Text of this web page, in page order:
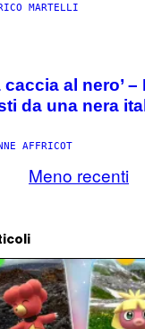
MARTELLI
caccia al nero’ –
da una nera
AFFRICOT
Meno recenti